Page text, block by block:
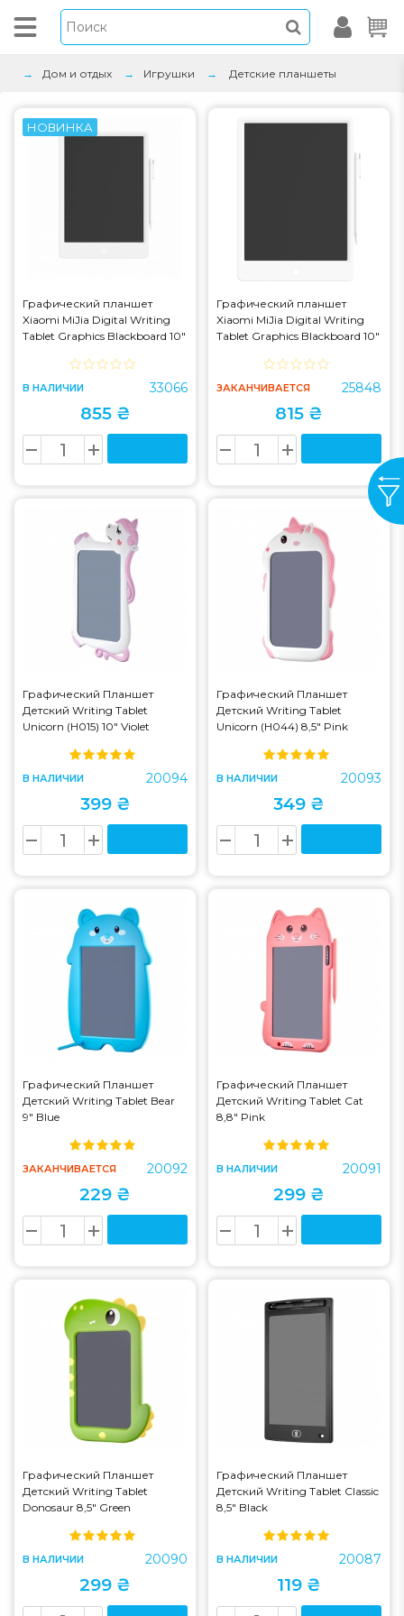
Дом и отдых Игрушки Детские планшеты
НОВИНКА
Графический планшет
Xiaomi MiJia Digital Writing
Tablet Graphics Blackboard 10"
(MJXHBO1WC)
В НАЛИЧИИ 33066
855 ₴
Графический планшет
Xiaomi MiJia Digital Writing
Tablet Graphics Blackboard 10"
(XMXHB01WC/DZN40
ЗАКАНЧИВАЕТСЯ 25848
815 ₴
Графический Планшет
Детский Writing Tablet
Unicorn (H015) 10" Violet
В НАЛИЧИИ 20094
399 ₴
Графический Планшет
Детский Writing Tablet
Unicorn (H044) 8,5" Pink
В НАЛИЧИИ 20093
349 ₴
Графический Планшет
Детский Writing Tablet Bear
9" Blue
ЗАКАНЧИВАЕТСЯ 20092
229 ₴
Графический Планшет
Детский Writing Tablet Cat
8,8" Pink
В НАЛИЧИИ 20091
299 ₴
Графический Планшет
Детский Writing Tablet
Donosaur 8,5" Green
В НАЛИЧИИ 20090
299 ₴
Графический Планшет
Детский Writing Tablet Classic
8,5" Black
В НАЛИЧИИ 20087
119 ₴